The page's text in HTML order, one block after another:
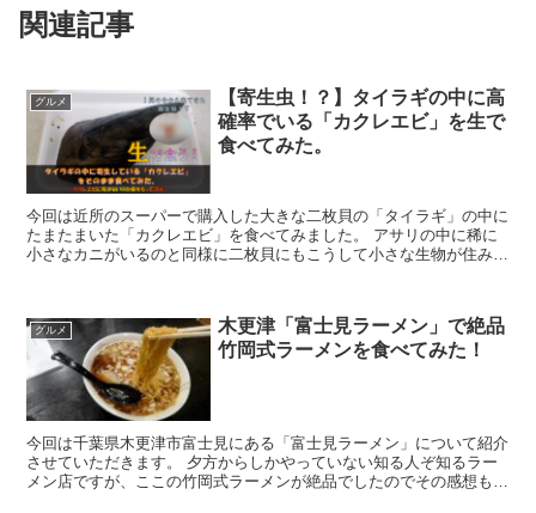
関連記事
グルメ
【寄生虫！？】タイラギの中に高
確率でいる「カクレエビ」を生で
食べてみた。
今回は近所のスーパーで購入した大きな二枚貝の「タイラギ」の中に
たまたまいた「カクレエビ」を食べてみました。 アサリの中に稀に
小さなカニがいるのと同様に二枚貝にもこうして小さな生物が住み着
グルメ
木更津「富士見ラーメン」で絶品
竹岡式ラーメンを食べてみた！
今回は千葉県木更津市富士見にある「富士見ラーメン」について紹介
させていただきます。 夕方からしかやっていない知る人ぞ知るラー
メン店ですが、ここの竹岡式ラーメンが絶品でしたのでその感想も書